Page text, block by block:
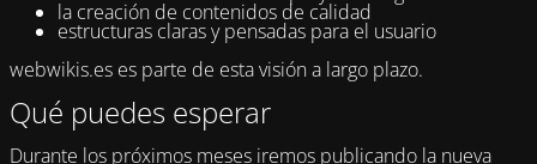
la creación de contenidos de calidad
estructuras claras y pensadas para el usuario
webwikis.es es parte de esta visión a largo plazo.
Qué puedes esperar
Durante los próximos meses iremos publicando la nueva